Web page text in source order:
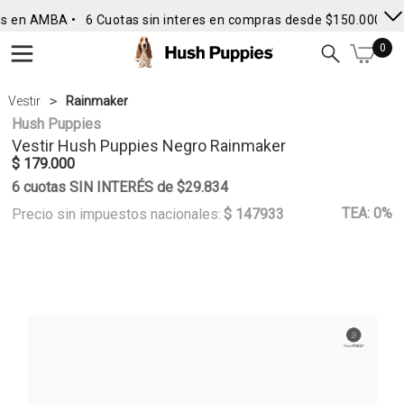
AMBA • 6 Cuotas sin interes en compras desde $150.000 •
0
Vestir Rainmaker
Hush Puppies
Vestir Hush Puppies Negro Rainmaker
$ 179.000
6 cuotas SIN INTERÉS de $29.834
Precio sin impuestos nacionales: $ 147933 TEA: 0%